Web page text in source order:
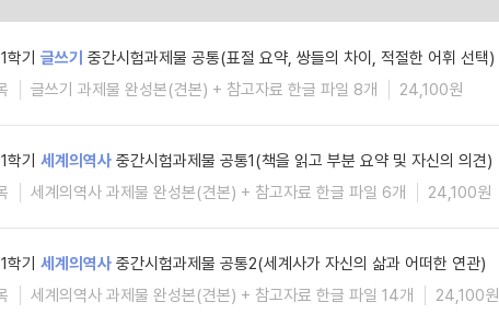
기 글쓰기 중간시험과제물 공통(표절 요약, 쌍들의 차이, 적절한 어휘 선택)
글쓰기 과제물 완성본(견본) + 참고자료 한글 파일 8개 24,100원
기 세계의역사 중간시험과제물 공통1(책을 읽고 부분 요약 및 자신의 의견)
세계의역사 과제물 완성본(견본) + 참고자료 한글 파일 6개 24,100원
기 세계의역사 중간시험과제물 공통2(세계사가 자신의 삶과 어떠한 연관)
세계의역사 과제물 완성본(견본) + 참고자료 한글 파일 14개 24,100원